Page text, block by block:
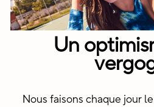
Un
Nous faisons chaque jour